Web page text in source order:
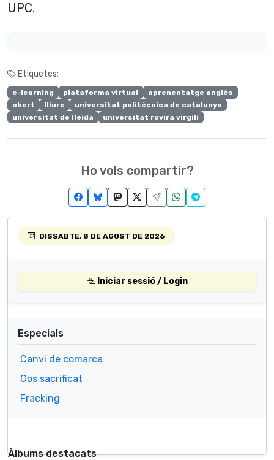
UPC.
Etiquetes:
e-learning plataforma virtual
aprenentatge anglès
obert
lliure
universitat politècnica de catalunya
universitat de lleida
universitat rovira virgili
Ho vols compartir?
DISSABTE, 8 DE AGOST DE 2026
Iniciar sessió / Login
Especials
Canvi de comarca
Gos sacrificat
Fracking
Àlbums destacats